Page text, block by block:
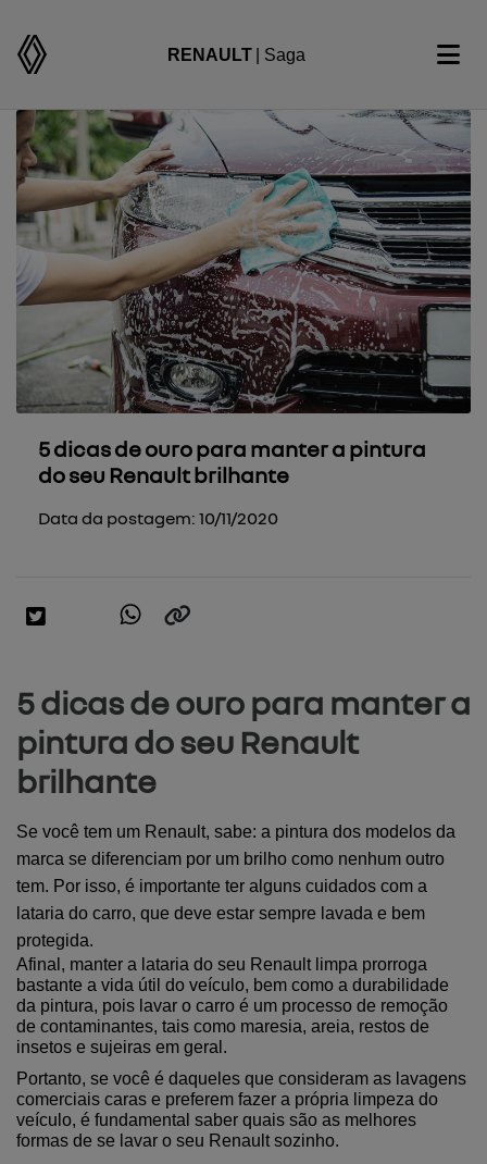
RENAULT | Saga
5 dicas de ouro para manter a pintura
do seu Renault brilhante
Data da postagem: 10/11/2020
5 dicas de ouro para manter a
pintura do seu Renault
brilhante
Se você tem um Renault, sabe: a pintura dos modelos da
marca se diferenciam por um brilho como nenhum outro
tem. Por isso, é importante ter alguns cuidados com a
lataria do carro, que deve estar sempre lavada e bem
protegida.
Afinal, manter a lataria do seu Renault limpa prorroga
bastante a vida útil do veículo, bem como a durabilidade
da pintura, pois lavar o carro é um processo de remoção
de contaminantes, tais como maresia, areia, restos de
insetos e sujeiras em geral.
Portanto, se você é daqueles que consideram as lavagens
comerciais caras e preferem fazer a própria limpeza do
veículo, é fundamental saber quais são as melhores
formas de se lavar o seu Renault sozinho.